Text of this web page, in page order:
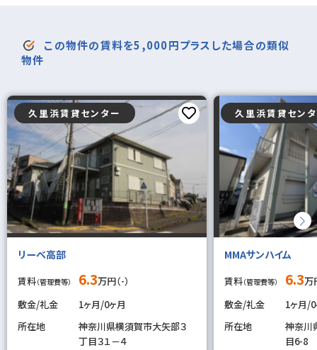
この物件の賃料を5,000円プラスした場合の類似
物件
久里浜賃貸センター
リーベ高部
賃料（管理費等） 6.3万円（-）
敷金/礼金
1ヶ月/0ヶ月
所在地
神奈川県横須賀市大矢部３
丁目３１－４
久里浜賃貸セン
MMAサンハイム
賃料（管理費等） 6.3万
敷金/礼金
1ヶ月/
所在地
神奈川
目6-8